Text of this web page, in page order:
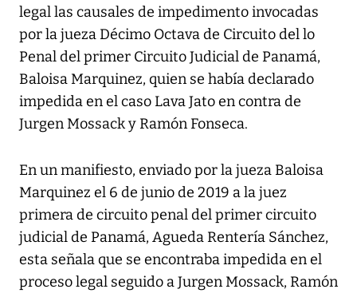
legal las causales de impedimento invocadas
por la jueza Décimo Octava de Circuito del lo
Penal del primer Circuito Judicial de Panamá,
Baloisa Marquinez, quien se había declarado
impedida en el caso Lava Jato en contra de
Jurgen Mossack y Ramón Fonseca.
En un manifiesto, enviado por la jueza Baloisa
Marquinez el 6 de junio de 2019 a la juez
primera de circuito penal del primer circuito
judicial de Panamá, Agueda Rentería Sánchez,
esta señala que se encontraba impedida en el
proceso legal seguido a Jurgen Mossack, Ramón